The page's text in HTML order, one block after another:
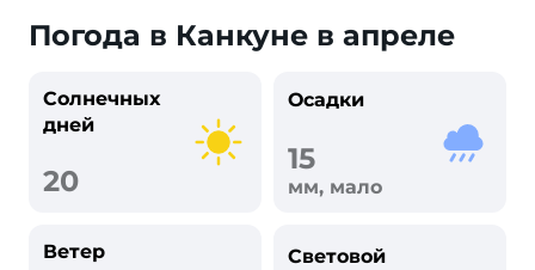
Погода в Канкуне в апреле
Солнечных
дней
20
Осадки
15
мм, мало
Ветер
Световой